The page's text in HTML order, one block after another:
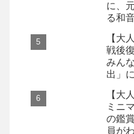
に、
る和
【大
戦後
みん
出」
【大
ミニ
の鑑
員が